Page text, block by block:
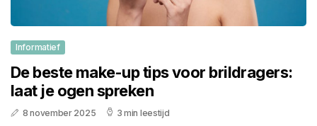
Informatief
De beste make-up tips voor brildragers:
laat je ogen spreken
8 november 2025 3 min leestijd